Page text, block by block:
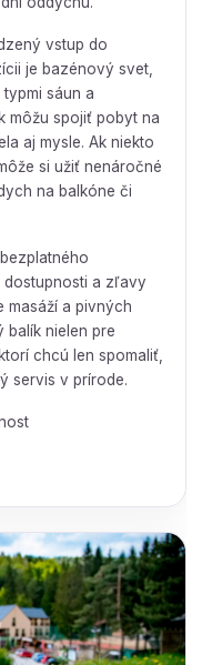
vstup do
je bazénový svet,
sáun a
môžu spojiť pobyt na
aj mysle. Ak niekto
si užiť nenáročné
na balkóne či
a zľavy
masáží a pivných
balík nielen pre
chcú len spomaliť,
servis v prírode.